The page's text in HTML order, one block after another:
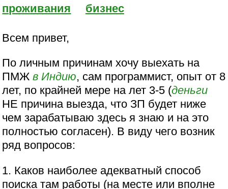
проживания
бизнес
Всем привет,
По личным причинам хочу выехать на
ПМЖв Индию, сам программист, опыт от 8
лет, по крайней мере на лет 3-5 (деньги
НЕ причина выезда, что ЗП будет ниже
чем зарабатываю здесь я знаю и на это
полностью согласен). В виду чего возник
ряд вопросов:
1. Каков наиболее адекватный способ
поиска там работы (на месте или вполне